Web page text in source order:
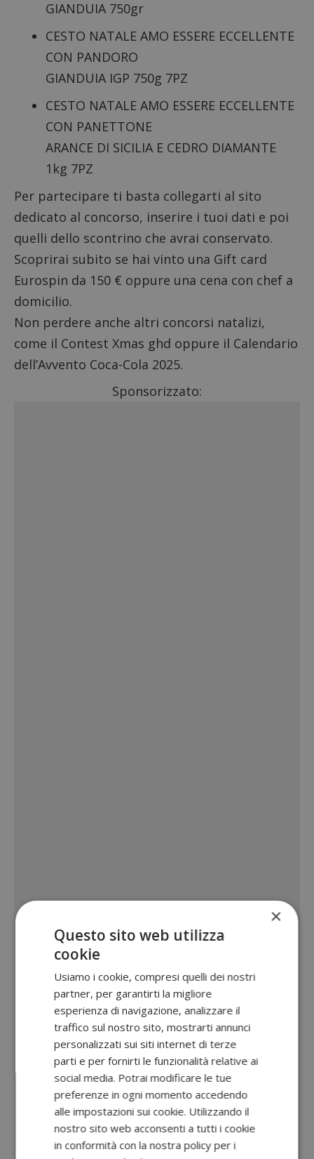
GIANDUIA 750gr
CESTO NATALE AMO ESSERE ECCELLENTE
CON PANDORO
GIANDUIA IGP 750g 7PZ
CESTO NATALE AMO ESSERE ECCELLENTE
CON PANETTONE
ARANCE DI SICILIA E CEDRO DIAMANTE
1kg 7PZ
Per partecipare ti basta collegarti al sito
dedicato al concorso, inserire i tuoi dati e poi
quelli dello scontrino che avrai conservato.
Scoprirai subito se hai vinto una Gift card
Eurospin da 150 € oppure una cena con chef a
domicilio.
Non perdere anche altri concorsi natalizi,
come il Contest Xmas ghd oppure il Calendario
dell’Avvento Coca-Cola 2025.
Sponsorizzato:
×
Questo sito web utilizza
cookie
Usiamo i cookie, compresi quelli dei nostri
partner, per garantirti la migliore
esperienza di navigazione, analizzare il
traffico sul nostro sito, mostrarti annunci
personalizzati sui siti internet di terze
parti e per fornirti le funzionalità relative ai
social media. Potrai modificare le tue
preferenze in ogni momento accedendo
alle impostazioni sui cookie. Utilizzando il
nostro sito web acconsenti a tutti i cookie
in conformità con la nostra policy per i